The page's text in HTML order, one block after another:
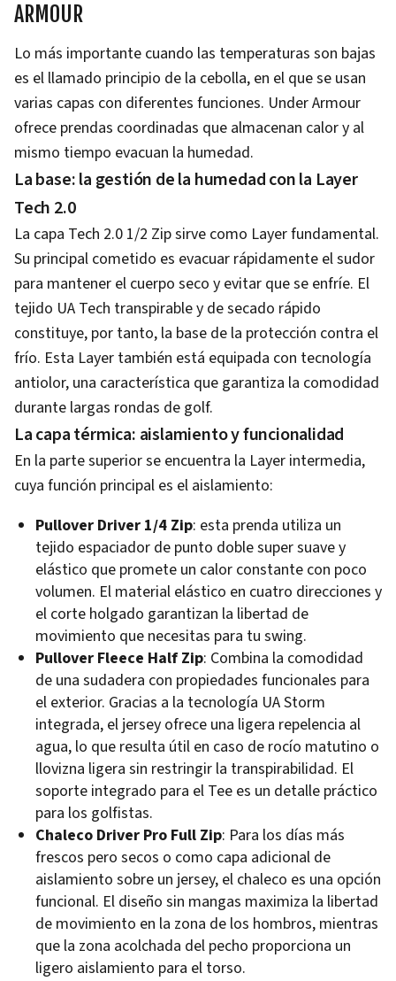
ARMOUR
Lo más importante cuando las temperaturas son bajas
es el llamado principio de la cebolla, en el que se usan
varias capas con diferentes funciones. Under Armour
ofrece prendas coordinadas que almacenan calor y al
mismo tiempo evacuan la humedad.
La base: la gestión de la humedad con la Layer
Tech 2.0
La capa Tech 2.0 1/2 Zip sirve como Layer fundamental.
Su principal cometido es evacuar rápidamente el sudor
para mantener el cuerpo seco y evitar que se enfríe. El
tejido UA Tech transpirable y de secado rápido
constituye, por tanto, la base de la protección contra el
frío. Esta Layer también está equipada con tecnología
antiolor, una característica que garantiza la comodidad
durante largas rondas de golf.
La capa térmica: aislamiento y funcionalidad
En la parte superior se encuentra la Layer intermedia,
cuya función principal es el aislamiento:
Pullover Driver 1/4 Zip: esta prenda utiliza un
tejido espaciador de punto doble super suave y
elástico que promete un calor constante con poco
volumen. El material elástico en cuatro direcciones y
el corte holgado garantizan la libertad de
movimiento que necesitas para tu swing.
Pullover Fleece Half Zip: Combina la comodidad
de una sudadera con propiedades funcionales para
el exterior. Gracias a la tecnología UA Storm
integrada, el jersey ofrece una ligera repelencia al
agua, lo que resulta útil en caso de rocío matutino o
llovizna ligera sin restringir la transpirabilidad. El
soporte integrado para el Tee es un detalle práctico
para los golfistas.
Chaleco Driver Pro Full Zip: Para los días más
frescos pero secos o como capa adicional de
aislamiento sobre un jersey, el chaleco es una opción
funcional. El diseño sin mangas maximiza la libertad
de movimiento en la zona de los hombros, mientras
que la zona acolchada del pecho proporciona un
ligero aislamiento para el torso.